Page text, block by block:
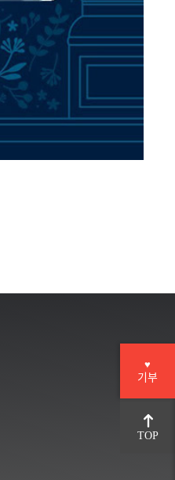
♥
기부
TOP